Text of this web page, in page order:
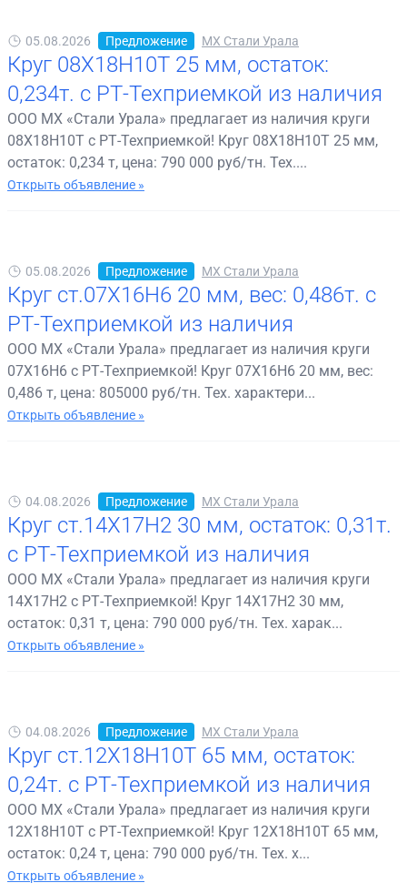
05.08.2026 Предложение МХ Стали Урала
Круг 08Х18Н10Т 25 мм, остаток:
0,234т. с РТ-Техприемкой из наличия
ООО МХ «Стали Урала» предлагает из наличия круги
08Х18Н10Т с РТ-Техприемкой! Круг 08Х18Н10Т 25 мм,
остаток: 0,234 т, цена: 790 000 руб/тн. Тех....
Открыть объявление »
05.08.2026 Предложение МХ Стали Урала
Круг ст.07Х16Н6 20 мм, вес: 0,486т. с
РТ-Техприемкой из наличия
ООО МХ «Стали Урала» предлагает из наличия круги
07Х16Н6 с РТ-Техприемкой! Круг 07Х16Н6 20 мм, вес:
0,486 т, цена: 805000 руб/тн. Тех. характери...
Открыть объявление »
04.08.2026 Предложение МХ Стали Урала
Круг ст.14Х17Н2 30 мм, остаток: 0,31т.
с РТ-Техприемкой из наличия
ООО МХ «Стали Урала» предлагает из наличия круги
14Х17Н2 с РТ-Техприемкой! Круг 14Х17Н2 30 мм,
остаток: 0,31 т, цена: 790 000 руб/тн. Тех. харак...
Открыть объявление »
04.08.2026 Предложение МХ Стали Урала
Круг ст.12Х18Н10Т 65 мм, остаток:
0,24т. с РТ-Техприемкой из наличия
ООО МХ «Стали Урала» предлагает из наличия круги
12Х18Н10Т с РТ-Техприемкой! Круг 12Х18Н10Т 65 мм,
остаток: 0,24 т, цена: 790 000 руб/тн. Тех. х...
Открыть объявление »